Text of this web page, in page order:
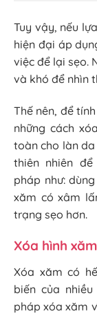
Tuy vậy, nếu
hiện đại áp
việc để lại sẹo.
và khó để nhìn
Thế nên, để
những cách
toàn cho làn da
thiên nhiên
pháp như:
xăm có xâm
trạng sẹo hơn.
Xóa hình
Xóa xăm có
biến của
pháp xóa xăm